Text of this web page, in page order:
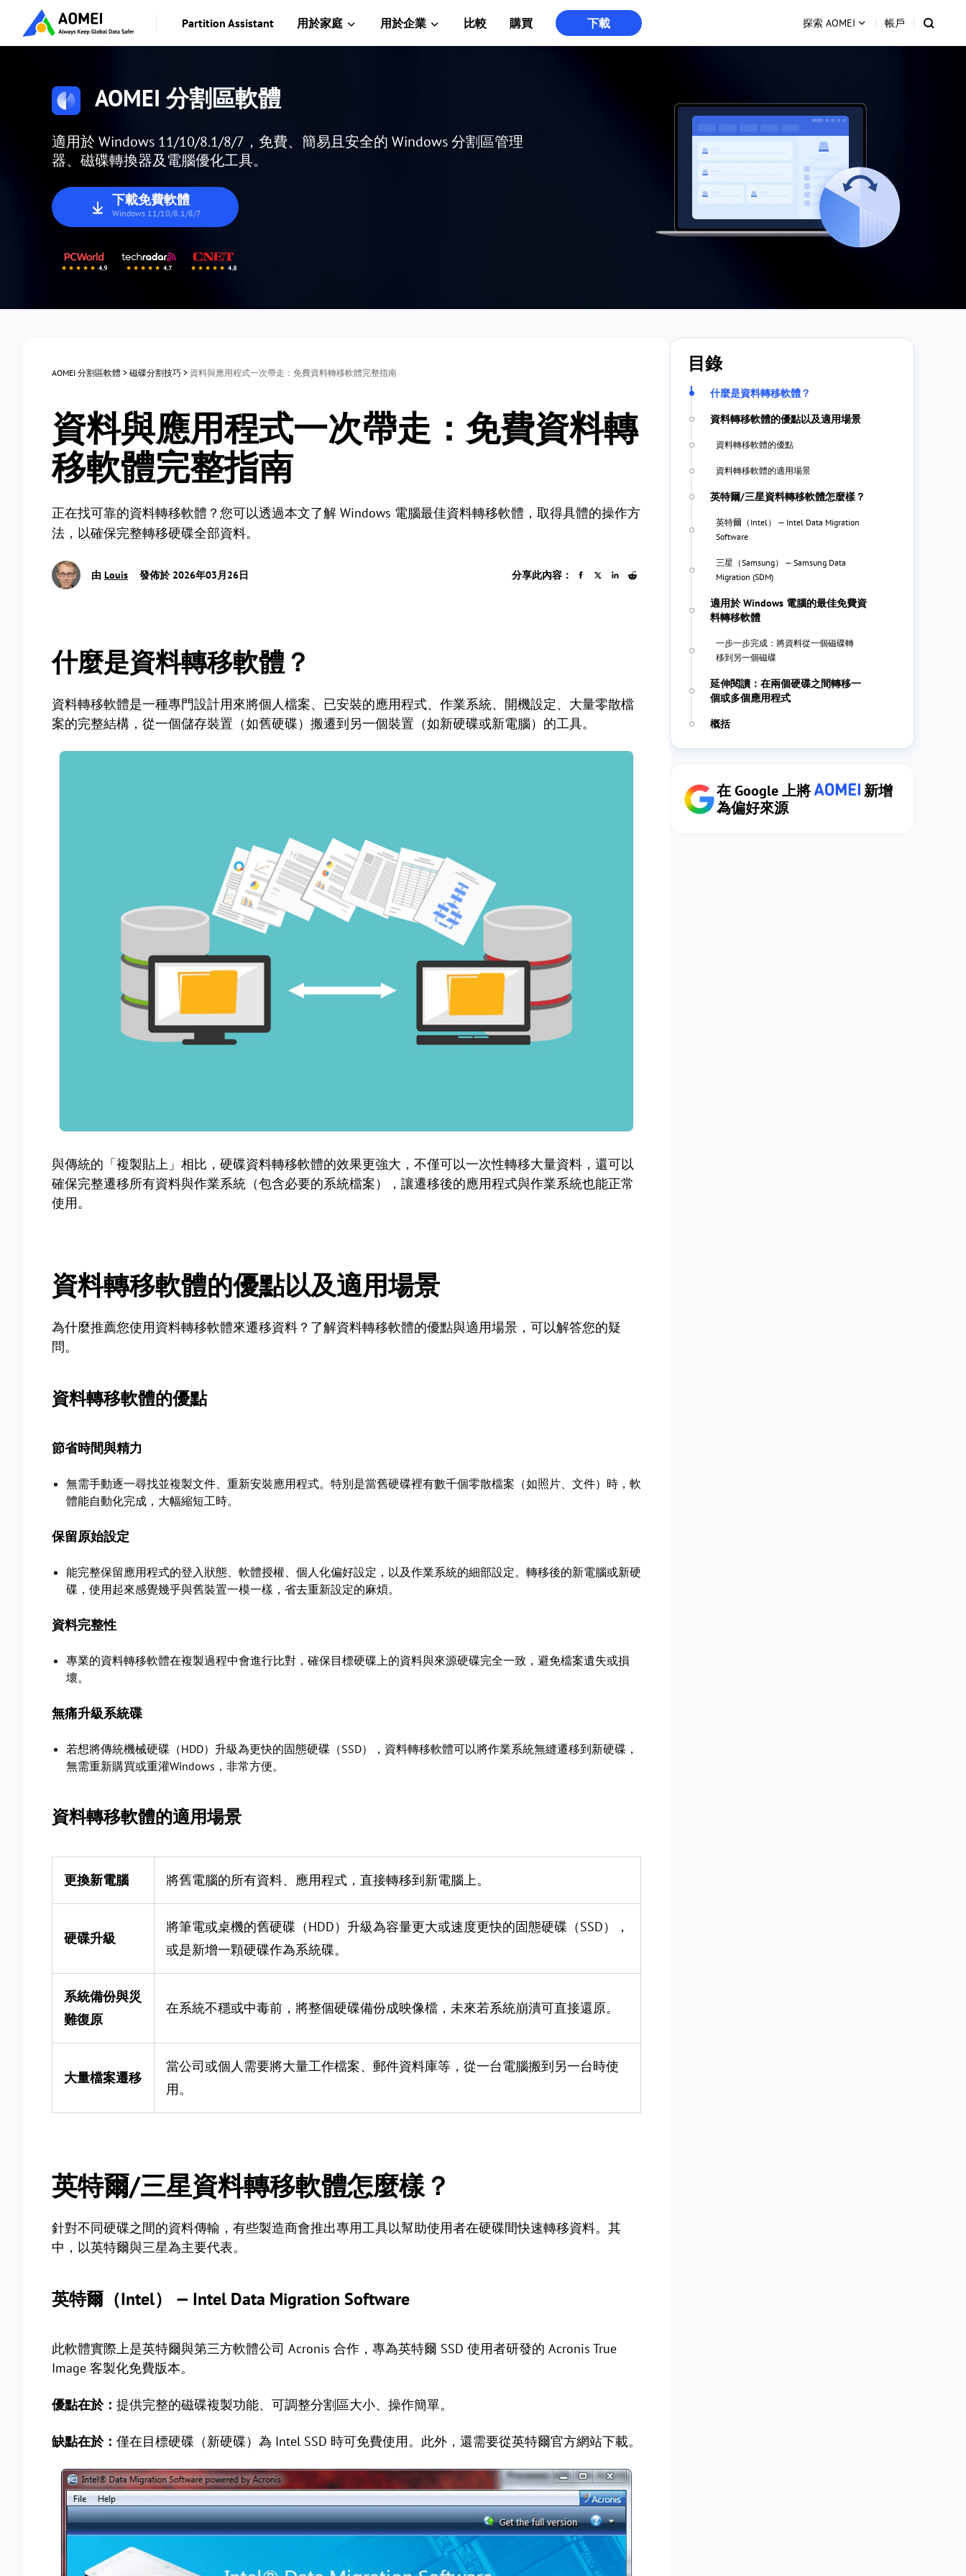
Partition Assistant 用於家庭 用於企業 比較 購買 下載 探索 AOMEI 帳戶
AOMEI 分割區軟體
適用於 Windows 11/10/8.1/8/7，免費、簡易且安全的 Windows 分割區管理
器、磁碟轉換器及電腦優化工具。
下載免費軟體
Windows 11/10/8.1/8/7
AOMEI 分割區軟體 > 磁碟分割技巧 > 資料與應用程式一次帶走：免費資料轉移軟體完整指南
資料與應用程式一次帶走：免費資料轉
移軟體完整指南
正在找可靠的資料轉移軟體？您可以透過本文了解 Windows 電腦最佳資料轉移軟體，取得具體的操作方
法，以確保完整轉移硬碟全部資料。
由 Louis 發佈於 2026年03月26日 分享此內容：
什麼是資料轉移軟體？
資料轉移軟體是一種專門設計用來將個人檔案、已安裝的應用程式、作業系統、開機設定、大量零散檔
案的完整結構，從一個儲存裝置（如舊硬碟）搬遷到另一個裝置（如新硬碟或新電腦）的工具。
與傳統的「複製貼上」相比，硬碟資料轉移軟體的效果更強大，不僅可以一次性轉移大量資料，還可以
確保完整遷移所有資料與作業系統（包含必要的系統檔案），讓遷移後的應用程式與作業系統也能正常
使用。
資料轉移軟體的優點以及適用場景
為什麼推薦您使用資料轉移軟體來遷移資料？了解資料轉移軟體的優點與適用場景，可以解答您的疑
問。
資料轉移軟體的優點
節省時間與精力
無需手動逐一尋找並複製文件、重新安裝應用程式。特別是當舊硬碟裡有數千個零散檔案（如照片、文件）時，軟
體能自動化完成，大幅縮短工時。
保留原始設定
能完整保留應用程式的登入狀態、軟體授權、個人化偏好設定，以及作業系統的細部設定。轉移後的新電腦或新硬
碟，使用起來感覺幾乎與舊裝置一模一樣，省去重新設定的麻煩。
資料完整性
專業的資料轉移軟體在複製過程中會進行比對，確保目標硬碟上的資料與來源硬碟完全一致，避免檔案遺失或損
壞。
無痛升級系統碟
若想將傳統機械硬碟（HDD）升級為更快的固態硬碟（SSD），資料轉移軟體可以將作業系統無縫遷移到新硬碟，
無需重新購買或重灌Windows，非常方便。
資料轉移軟體的適用場景
更換新電腦 將舊電腦的所有資料、應用程式，直接轉移到新電腦上。
硬碟升級
將筆電或桌機的舊硬碟（HDD）升級為容量更大或速度更快的固態硬碟（SSD），
或是新增一顆硬碟作為系統碟。
系統備份與災
難復原
在系統不穩或中毒前，將整個硬碟備份成映像檔，未來若系統崩潰可直接還原。
大量檔案遷移
當公司或個人需要將大量工作檔案、郵件資料庫等，從一台電腦搬到另一台時使
用。
英特爾/三星資料轉移軟體怎麼樣？
針對不同硬碟之間的資料傳輸，有些製造商會推出專用工具以幫助使用者在硬碟間快速轉移資料。其
中，以英特爾與三星為主要代表。
英特爾（Intel） — Intel Data Migration Software
此軟體實際上是英特爾與第三方軟體公司 Acronis 合作，專為英特爾 SSD 使用者研發的 Acronis True
Image 客製化免費版本。
優點在於： 提供完整的磁碟複製功能、可調整分割區大小、操作簡單。
缺點在於： 僅在目標硬碟（新硬碟）為 Intel SSD 時可免費使用。此外，還需要從英特爾官方網站下載。
目錄
什麼是資料轉移軟體？
資料轉移軟體的優點以及適用場景
資料轉移軟體的優點
資料轉移軟體的適用場景
英特爾/三星資料轉移軟體怎麼樣？
英特爾（Intel） — Intel Data Migration
Software
三星（Samsung） — Samsung Data
Migration (SDM)
適用於 Windows 電腦的最佳免費資
料轉移軟體
一步一步完成：將資料從一個磁碟轉
移到另一個磁碟
延伸閱讀：在兩個硬碟之間轉移一
個或多個應用程式
概括
在 Google 上將
新增
為偏好來源